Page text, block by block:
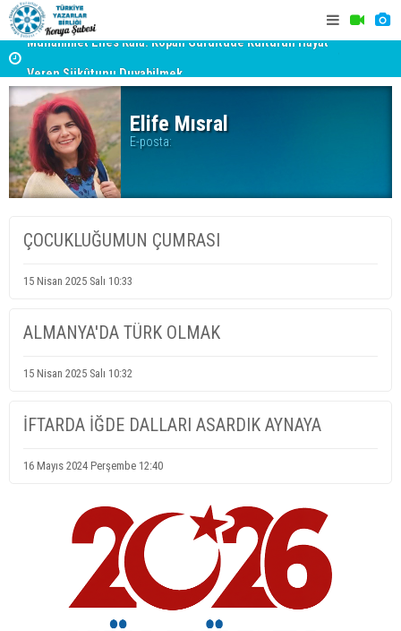
Muhammet Enes Kala: Kopan Gürültüde Kültürün Hayât
Veren Sükûtunu Duyabilmek
Erzincan’da Kültür ve Edebiyat Zirvesi - Nurettin Topçu
Sokağı Açılışı
Elife Mısral
E-posta:
ÇOCUKLUĞUMUN ÇUMRASI
15 Nisan 2025 Salı 10:33
ALMANYA'DA TÜRK OLMAK
15 Nisan 2025 Salı 10:32
İFTARDA İĞDE DALLARI ASARDIK AYNAYA
16 Mayıs 2024 Perşembe 12:40